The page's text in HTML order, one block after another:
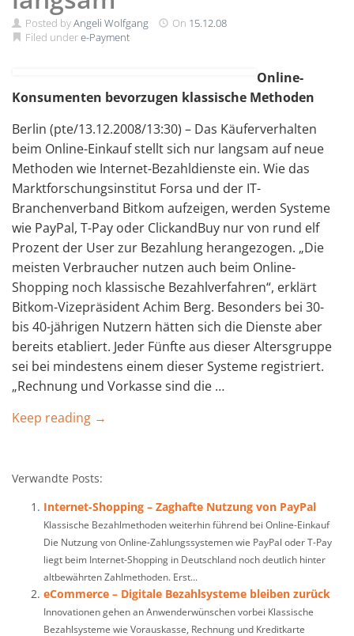
Posted byAngeli Wolfgang On 15.12.08
Filed undere-Payment
Online-
Konsumenten bevorzugen klassische Methoden
Berlin (pte/13.12.2008/13:30) – Das Käuferverhalten
beim Online-Einkauf stellt sich nur langsam auf neue
Methoden wie Internet-Bezahldienste ein. Wie das
Marktforschungsinstitut Forsa und der IT-
Branchenverband Bitkom aufzeigen, werden Systeme
wie PayPal, T-Pay oder ClickandBuy nur von rund elf
Prozent der User zur Bezahlung herangezogen. „Die
meisten Verbraucher nutzen auch beim Online-
Shopping noch klassische Bezahlverfahren“, erklärt
Bitkom-Vizepräsident Achim Berg. Besonders bei 30-
bis 40-jährigen Nutzern hätten sich die Dienste aber
bereits etabliert. Jeder Fünfte aus dieser Altersgruppe
sei bei mindestens einem dieser Systeme registriert.
„Rechnung und Vorkasse sind die …
Keep reading →
Verwandte Posts:
Internet-Shopping – Zaghafte Nutzung von PayPal
Klassische Bezahlmethoden weiterhin führend bei Online-Einkauf
Die Nutzung von Online-Zahlungssystemen wie PayPal oder T-Pay
liegt beim Internet-Shopping in Deutschland noch deutlich hinter
altbewährten Zahlmethoden. Erst...
eCommerce – Digitale Bezahlsysteme bleiben zurück
Innovationen gehen an Anwenderwünschen vorbei Klassische
Bezahlsysteme wie Vorauskasse, Rechnung und Kreditkarte